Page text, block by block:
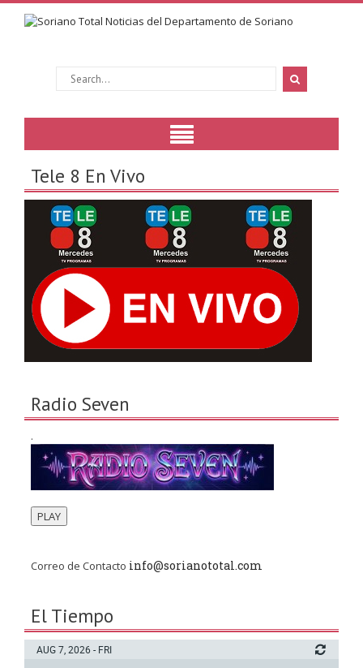
Tele 8 En Vivo
Radio Seven
.
PLAY
Correo de Contacto info@sorianototal.com
El Tiempo
AUG 7, 2026 - FRI